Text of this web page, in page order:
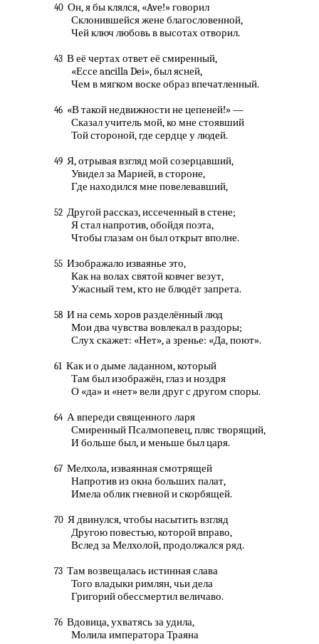
40Он, я бы клялся, «Ave!» говорил
Склонившейся жене благословенной,
Чей ключ любовь в высотах отворил.
43В её чертах ответ её смиренный,
«Ессе ancilla Dei», был ясней,
Чем в мягком воске образ впечатленный.
46«В такой недвижности не цепеней!» —
Сказал учитель мой, ко мне стоявший
Той стороной, где сердце у людей.
49Я, отрывая взгляд мой созерцавший,
Увидел за Марией, в стороне,
Где находился мне повелевавший,
52Другой рассказ, иссеченный в стене;
Я стал напротив, обойдя поэта,
Чтобы глазам он был открыт вполне.
55Изображало изваянье это,
Как на волах святой ковчег везут,
Ужасный тем, кто не блюдёт запрета.
58И на семь хоров разделённый люд
Мои два чувства вовлекал в раздоры;
Слух скажет: «Нет», а зренье: «Да, поют».
61Как и о дыме ладанном, который
Там был изображён, глаз и ноздря
О «да» и «нет» вели друг с другом споры.
64А впереди священного ларя
Смиренный Псалмопевец, пляс творящий,
И больше был, и меньше был царя.
67Мелхола, изваянная смотрящей
Напротив из окна больших палат,
Имела облик гневной и скорбящей.
70Я двинулся, чтобы насытить взгляд
Другою повестью, которой вправо,
Вслед за Мелхолой, продолжался ряд.
73Там возвещалась истинная слава
Того владыки римлян, чьи дела
Григорий обессмертил величаво.
76Вдовица, ухватясь за удила,
Молила императора Траяна